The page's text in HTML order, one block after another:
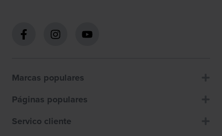
Marcas populares
Páginas populares
Servico cliente